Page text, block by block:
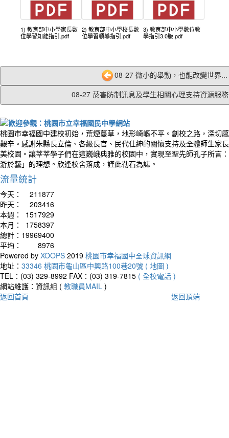
1) 教育部中小學家長數
位學習知能指引.pdf
2) 教育部中小學校長數
位學習領導指引.pdf
3) 教育部中小學數位教
學指引3.0版.pdf
08-27 微小的舉動，也能改變世界...
08-27 菸害防制訊息及學生相關心理支持資源服
桃園市幸福國中建校初始，荒煙蔓草，地形崎嶇不平。創校之路，深切
艱辛。感謝朱縣長立倫、各級長官、民代仕紳的關懷支持及全體師生家
美校園。讓莘莘學子們在這巍峨典雅的校園中，實現至聖先師孔子所言
游於藝」的理想。欣逢校舍落成，謹此勒石為誌。
流量統計
今天：
211877
昨天：
203416
本週：
1517929
本月：
1758397
總計： 19969400
平均：
8976
Powered by XOOPS 2019 桃園市幸福國中全球資訊網
地址： 33346 桃園市龜山區中興路100巷20號 ( 地圖 )
TEL：(03) 329-8992 FAX：(03) 319-7815 ( 全校電話 )
網站維護：資訊組 ( 教職員MAIL )
返回首頁
返回頂端